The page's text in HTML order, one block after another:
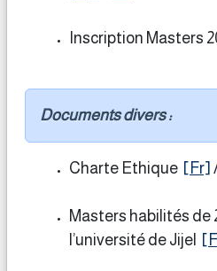
Inscription Masters
Documents divers :
Charte Ethique [Fr]
Masters habilités de
l’université de Jijel